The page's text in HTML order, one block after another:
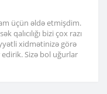
üçün əldə etmişdim.
bizi çox razı
xidmətinizə görə
Sizə bol uğurlar